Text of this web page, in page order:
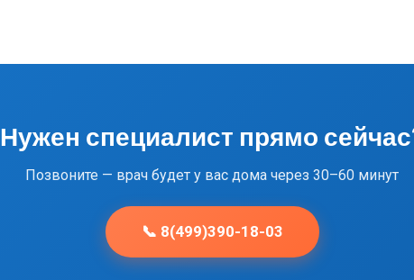
Нужен специалист прямо
Позвоните — врач будет у вас дома через 30–60 минут
📞 8(499)390-18-03